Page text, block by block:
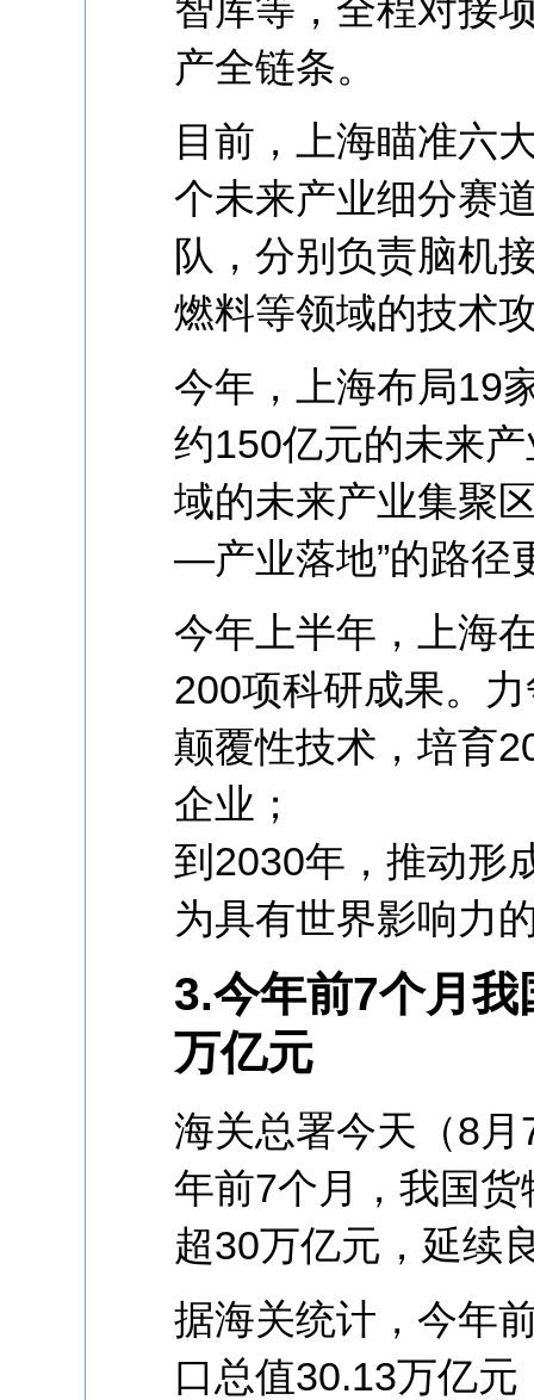
智库等，全程对接
产全链条。
目前，上海瞄准六
个未来产业细分赛
队，分别负责脑机
燃料等领域的技术
今年，上海布局19
约150亿元的未来
域的未来产业集聚
—产业落地”的路径
今年上半年，上海
200项科研成果。
颠覆性技术，培育
企业；
到2030年，推动形
为具有世界影响力
3.今年前7个月
万亿元
海关总署今天（8
年前7个月，我国
超30万亿元，延续
据海关统计，今年
口总值30.13万亿